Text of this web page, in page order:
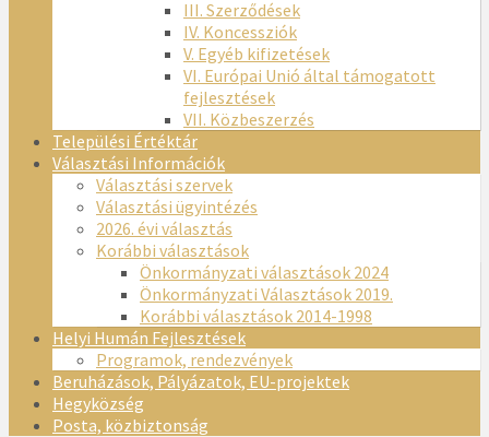
III. Szerződések
IV. Koncessziók
V. Egyéb kifizetések
VI. Európai Unió által támogatott
fejlesztések
VII. Közbeszerzés
Települési Értéktár
Választási Információk
Választási szervek
Választási ügyintézés
2026. évi választás
Korábbi választások
Önkormányzati választások 2024
Önkormányzati Választások 2019.
Korábbi választások 2014-1998
Helyi Humán Fejlesztések
Programok, rendezvények
Beruházások, Pályázatok, EU-projektek
Hegyközség
Posta, közbiztonság